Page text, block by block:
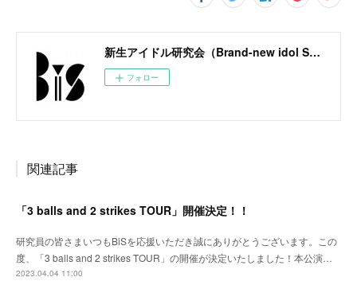
新生アイドル研究会（Brand-new idol Society）公式サイト / BiS OFFICIAL SITE
フォロー
関連記事
「3 balls and 2 strikes TOUR」開催決定！！
研究員の皆さまいつもBiSを応援いただき誠にありがとうございます。この
度、「3 balls and 2 strikes TOUR」の開催が決定いたしました！本公演…
2023.04.04 11:00